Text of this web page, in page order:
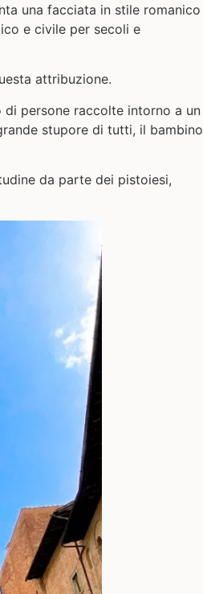
una facciata in stile romanico
e civile per secoli e
attribuzione.
persone raccolte intorno a un
stupore di tutti, il bambino
da parte dei pistoiesi,